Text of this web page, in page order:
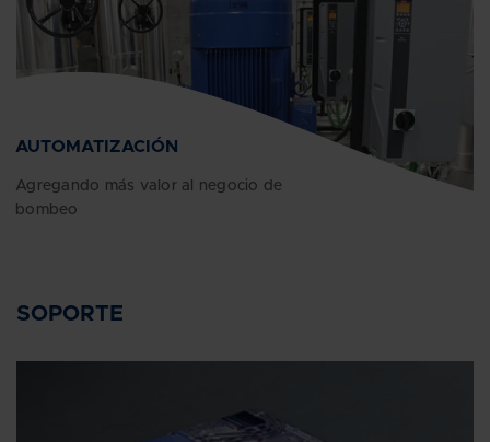
AUTOMATIZACIÓN
Agregando más valor al negocio de
bombeo
SOPORTE